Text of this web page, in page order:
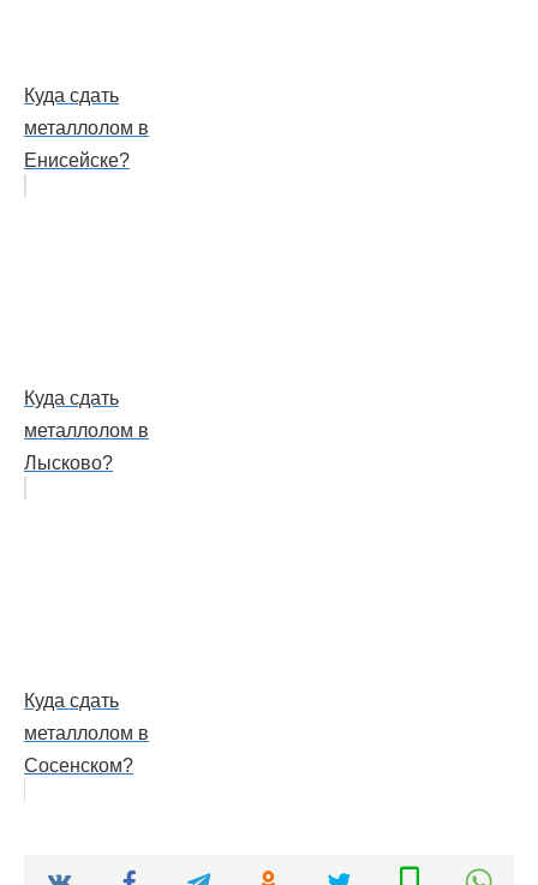
Куда сдать
металлолом в
Енисейске?
Куда сдать
металлолом в
Лысково?
Куда сдать
металлолом в
Сосенском?